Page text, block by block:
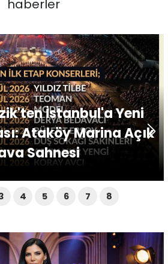
haberler
İstanbul'a Yeni
Ataköy Marina Açık
Sahnesi
4 5 6 7 8